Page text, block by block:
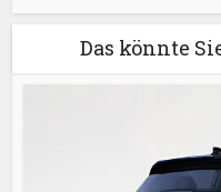
Das könnte